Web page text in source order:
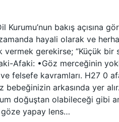
Kurumu’nun bakış açısına
hayali olarak ve
gerekirse; “Küçük bir
Afaki: •Göz merceğinin
ve felsefe kavramları. H27 0
bebeğinizin arkasında yer
doğuştan olabileceği gibi
yapay lens…